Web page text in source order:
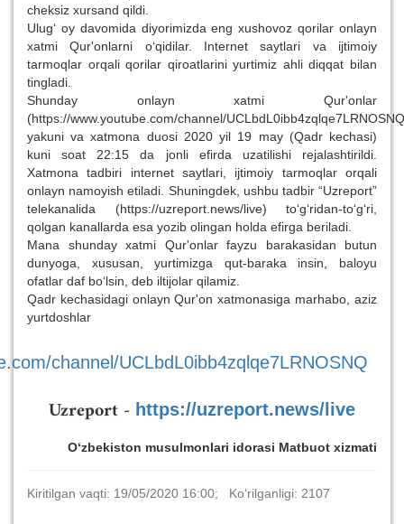
cheksiz xursand qildi.
Ulug‘ oy davomida diyorimizda eng xushovoz qorilar onlayn
xatmi Qur'onlarni o‘qidilar. Internet saytlari va ijtimoiy
tarmoqlar orqali qorilar qiroatlarini yurtimiz ahli diqqat bilan
tingladi.
Shunday onlayn xatmi Qur'onlar
(https://www.youtube.com/channel/
yakuni va xatmona duosi 2020 yil 19 may (Qadr kechasi)
kuni soat 22:15 da jonli efirda uzatilishi rejalashtirildi.
Xatmona tadbiri internet saytlari, ijtimoiy tarmoqlar orqali
onlayn namoyish etiladi. Shuningdek, ushbu tadbir “Uzreport”
telekanalida (https://uzreport.news/live) to‘g‘ridan-to‘g‘ri,
qolgan kanallarda esa yozib olingan holda efirga beriladi.
Mana shunday xatmi Qur'onlar fayzu barakasidan butun
dunyoga, xususan, yurtimizga qut-baraka insin, baloyu
ofatlar daf bo‘lsin, deb iltijolar qilamiz.
Qadr kechasidagi onlayn Qur'on xatmonasiga marhabo, aziz
yurtdoshlar
channel/UCLbdL0ibb4zqlqe7LRNOSNQ
Uzreport - https://uzreport.news/live
O‘zbekiston musulmonlari idorasi Matbuot xizmati
Kiritilgan vaqti: 19/05/2020 16:00; Ko‘rilganligi: 2107